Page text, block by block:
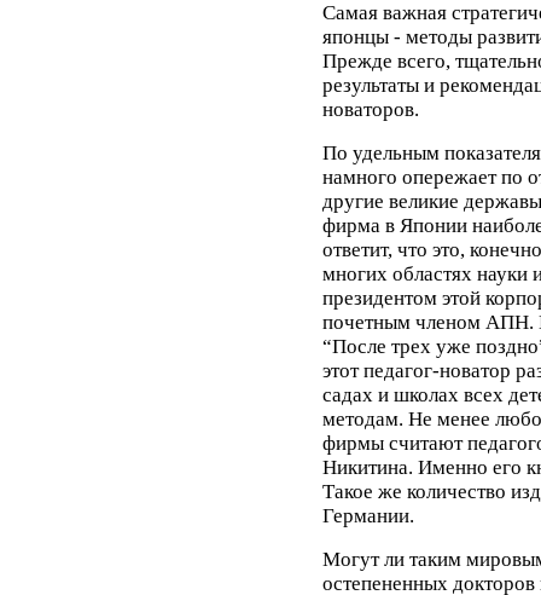
Самая важная
японцы - методы
Прежде всего,
результаты и
новаторов.
По удельным
намного опережает по
другие великие
фирма в Японии
ответит, что это,
многих областях науки
президентом этой
почетным членом АПН.
“После трех уже
этот педагог-новатор
садах и школах всех
методам. Не менее
фирмы считают
Никитина. Именно его
Такое же количество
Германии.
Могут ли таким
остепененных